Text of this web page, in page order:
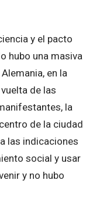
y el pacto
hubo una masiva
en la
de las
la
de la ciudad
las indicaciones
social y usar
y no hubo